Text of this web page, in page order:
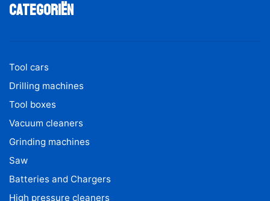
Categoriën
Tool cars
Drilling machines
Tool boxes
Vacuum cleaners
Grinding machines
Saw
Batteries and Chargers
High pressure cleaners